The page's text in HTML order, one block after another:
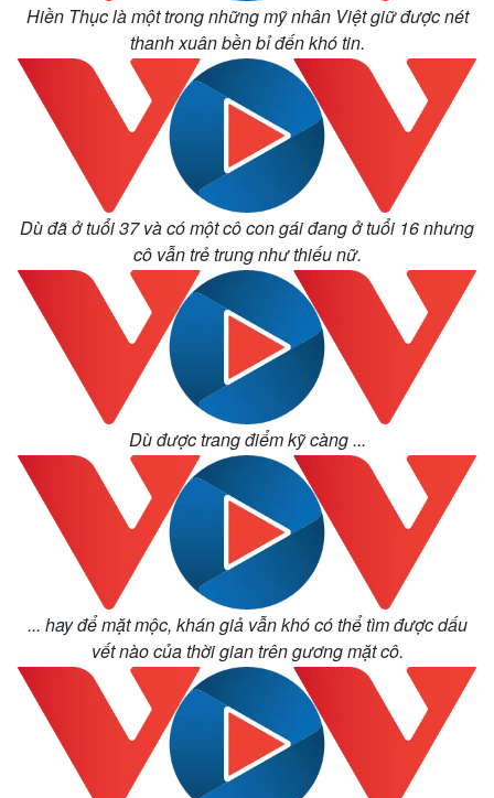
Thế giới
Quan sát
Cuộc sống đó đây
Multimedia
Video
Hiền Thục là một trong những mỹ nhân Việt giữ được nét
thanh xuân bền bỉ đến khó tin.
Dù đã ở tuổi 37 và có một cô con gái đang ở tuổi 16 nhưng
cô vẫn trẻ trung như thiếu nữ.
Dù được trang điểm kỹ càng ...
... hay để mặt mộc, khán giả vẫn khó có thể tìm được dấu
vết nào của thời gian trên gương mặt cô.